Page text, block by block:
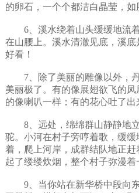
的卵石，一个个都洁白晶莹，如
6、溪水绕着山头缓缓地流着
在山腰上。溪水清澈见底，溪
好看！
7、除了美丽的雕像以外，丹
美丽极了。有的像展翅欲飞的
的像喇叭一样；有的花心吐了出
8、远处，绵绵群山静静地立
驼。小河在村子旁哼着歌，缓缓
着，爬上河岸，成群结队地正
起了缕缕炊烟，整个村子弥漫着
9、当你站在新华桥中段向东